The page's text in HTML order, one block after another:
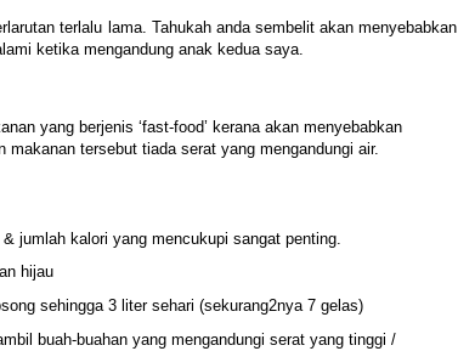
terlalu lama. Tahukah anda sembelit akan menyebabkan
ketika mengandung anak kedua saya.
yang berjenis ‘fast-food’ kerana akan menyebabkan
makanan tersebut tiada serat yang mengandungi air.
jumlah kalori yang mencukupi sangat penting.
hijau
sehingga 3 liter sehari (sekurang2nya 7 gelas)
buah-buahan yang mengandungi serat yang tinggi /